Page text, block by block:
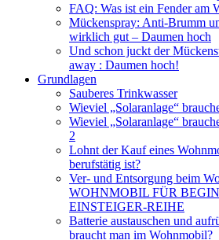
FAQ: Was ist ein Fender am
Mückenspray: Anti-Brumm
wirklich gut – Daumen hoch
Und schon juckt der
away : Daumen hoch!
Grundlagen
Sauberes Trinkwasser
Wieviel „Solaranlage“
Wieviel „Solaranlage“
2
Lohnt der Kauf eines
berufstätig ist?
Ver- und Entsorgung beim
WOHNMOBIL FÜR
EINSTEIGER-REIHE
Batterie austauschen und
braucht man im Wohnmobil?